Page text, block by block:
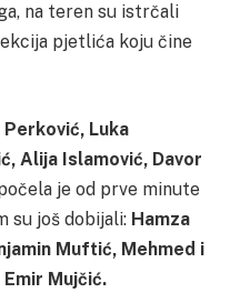
na teren su istrčali
pjetlića koju čine
Perković, Luka
Alija Islamović, Davor
je od prve minute
su još dobijali: Hamza
Muftić, Mehmed i
Mujčić.